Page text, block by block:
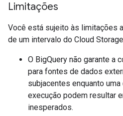
Limitações
Você está sujeito às limitações
de um intervalo do Cloud
O BigQuery não garante a
para fontes de dados
subjacentes enquanto
execução podem resultar
inesperados.